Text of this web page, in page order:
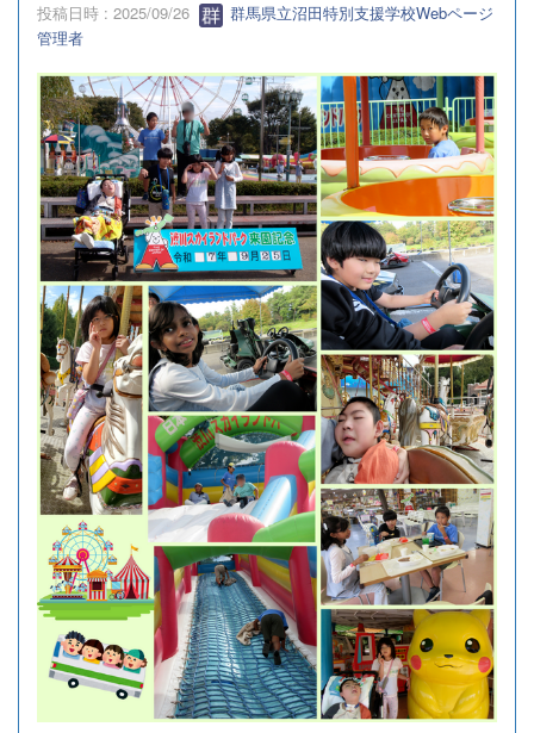
投稿日時 : 2025/09/26
群馬県立沼田特別支援学校Webページ
管理者